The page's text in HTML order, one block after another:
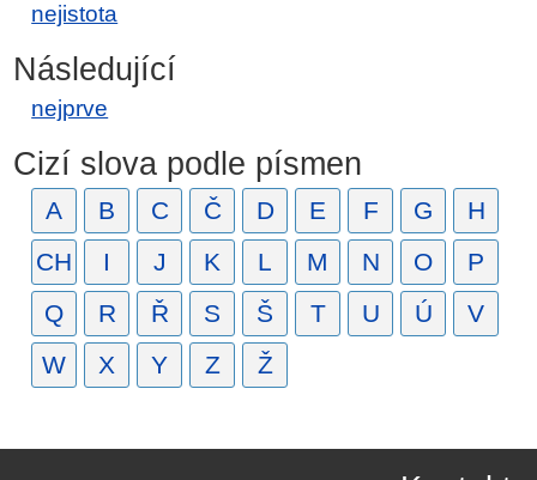
nejistota
Následující
nejprve
Cizí slova podle písmen
A B C Č D E F G
H
CH
I J K L M N O
P
Q
R Ř S Š T U Ú
V
W
X Y Z Ž